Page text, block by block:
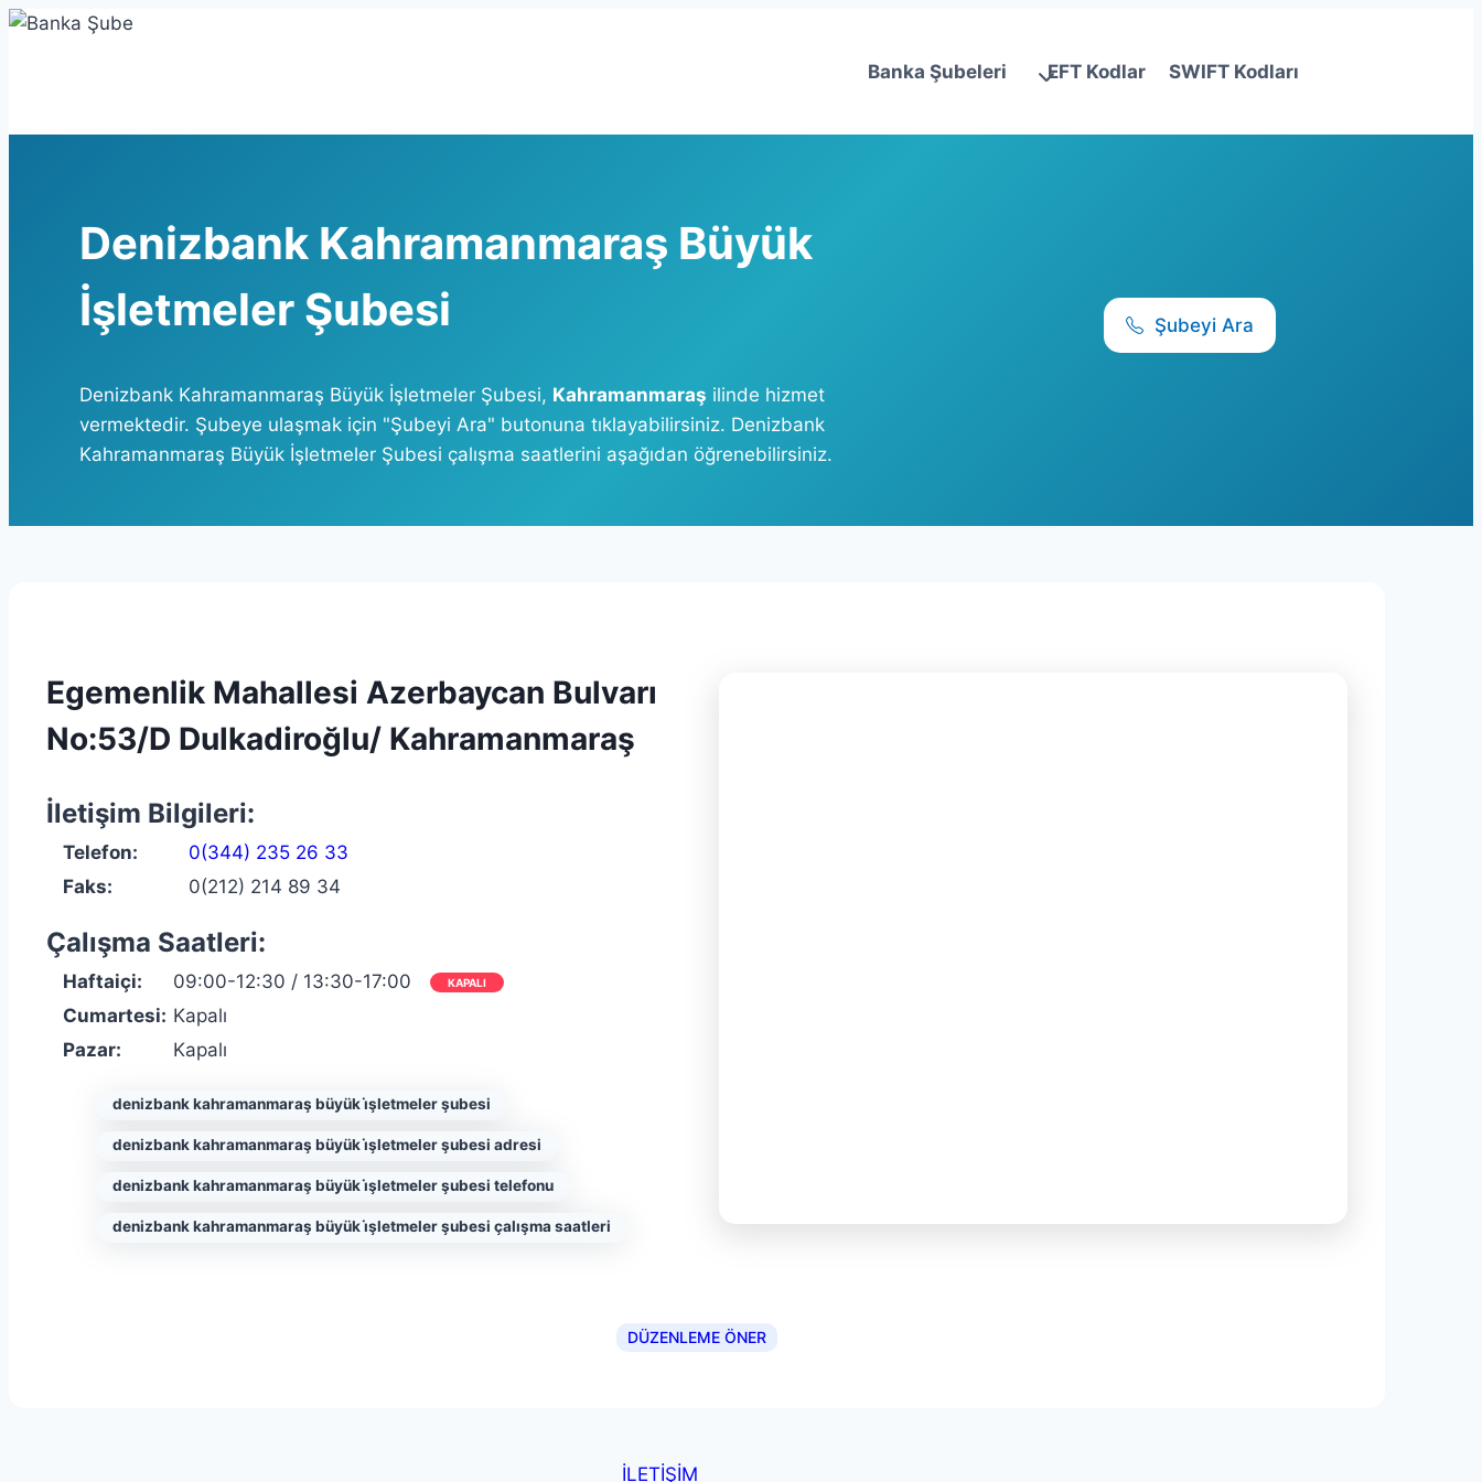
Skip
Banka Şubeleri EFT Kodlar SWIFT Kodları
Denizbank Kahramanmaraş Büyük
İşletmeler Şubesi
Denizbank Kahramanmaraş Büyük İşletmeler Şubesi, Kahramanmaraş ilinde hizmet
vermektedir. Şubeye ulaşmak için "Şubeyi Ara" butonuna tıklayabilirsiniz. Denizbank
Kahramanmaraş Büyük İşletmeler Şubesi çalışma saatlerini aşağıdan öğrenebilirsiniz.
Şubeyi Ara
Egemenlik Mahallesi Azerbaycan Bulvarı
No:53/D Dulkadiroğlu/ Kahramanmaraş
İletişim Bilgileri:
Telefon:
0(344) 235 26 33
Faks:
0(212) 214 89 34
Çalışma Saatleri:
Haftaiçi: 09:00-12:30 / 13:30-17:00 KAPALI
Cumartesi: Kapalı
Pazar:
Kapalı
denizbank kahramanmaraş büyük i̇şletmeler şubesi
denizbank kahramanmaraş büyük i̇şletmeler şubesi adresi
denizbank kahramanmaraş büyük i̇şletmeler şubesi telefonu
denizbank kahramanmaraş büyük i̇şletmeler şubesi çalışma saatleri
DÜZENLEME ÖNER
İLETİŞİM